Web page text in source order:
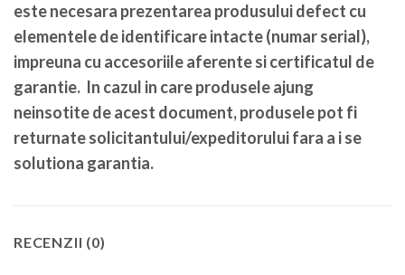
este necesara prezentarea produsului defect cu
elementele de identificare intacte (numar serial),
impreuna cu accesoriile aferente si certificatul de
garantie. In cazul in care produsele ajung
neinsotite de acest document, produsele pot fi
returnate solicitantului/expeditorului fara a i se
solutiona garantia.
RECENZII (0)